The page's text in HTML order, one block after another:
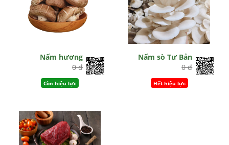
Nấm hương
0 đ
Còn hiệu lực
Nấm sò Tư Bản
0 đ
Hết hiệu lực